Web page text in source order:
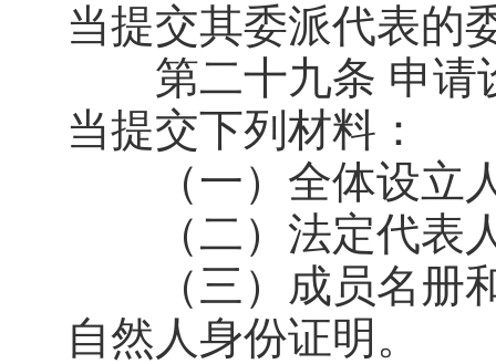
当提交其委派代表的
第二十九条 申请
当提交下列材料：
（一）全体设立人
（二）法定代表人
（三）成员名册和
自然人身份证明。